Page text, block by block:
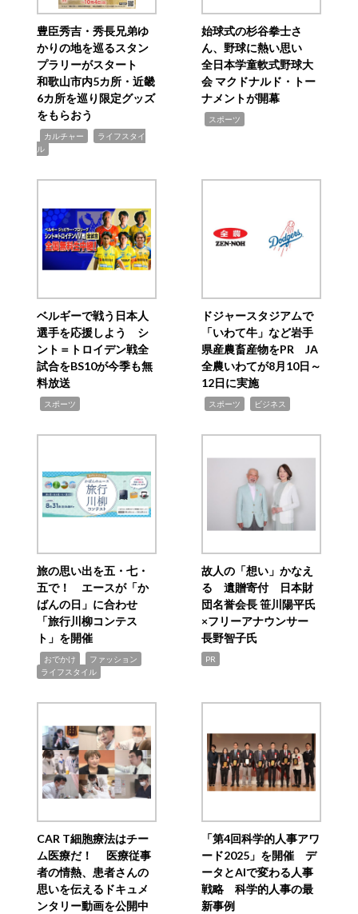
豊臣秀吉・秀長兄弟ゆ
かりの地を巡るスタン
プラリーがスタート
和歌山市内5カ所・近畿
6カ所を巡り限定グッズ
をもらおう
カルチャー
ライフスタイ
ル
始球式の杉谷拳士さ
ん、野球に熱い思い
全日本学童軟式野球大
会 マクドナルド・トー
ナメントが開幕
スポーツ
ベルギーで戦う日本人
選手を応援しよう シ
ント＝トロイデン戦全
試合をBS10が今季も無
料放送
スポーツ
ドジャースタジアムで
「いわて牛」など岩手
県産農畜産物をPR JA
全農いわてが8月10日～
12日に実施
スポーツ ビジネス
旅の思い出を五・七・
五で！ エースが「か
ばんの日」に合わせ
「旅行川柳コンテス
ト」を開催
おでかけ ファッション
ライフスタイル
故人の「想い」かなえ
る 遺贈寄付 日本財
団名誉会長 笹川陽平氏
×フリーアナウンサー
長野智子氏
PR
CAR T細胞療法はチー
ム医療だ！ 医療従事
者の情熱、患者さんの
思いを伝えるドキュメ
ンタリー動画を公開中
「第4回科学的人事アワ
ード2025」を開催 デ
ータとAIで変わる人事
戦略 科学的人事の最
新事例